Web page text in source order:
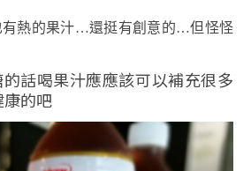
有熱的果汁…還挺有創意的…但怪怪
話喝果汁應應該可以補充很多
的吧